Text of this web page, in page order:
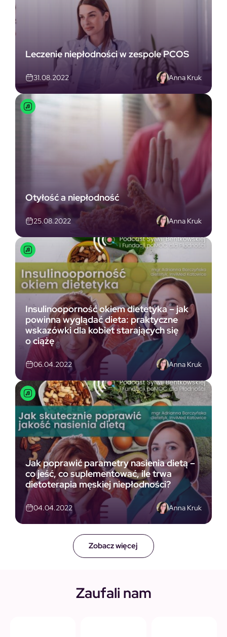
Zobacz więcej
Leczenie niepłodności w zespole PCOS
31.08.2022 Anna Kruk
Otyłość a niepłodność
25.08.2022 Anna Kruk
Insulinooporność okiem dietetyka – jak
powinna wyglądać dieta: praktyczne
wskazówki dla kobiet starających się
o ciążę
06.04.2022 Anna Kruk
Jak poprawić parametry nasienia dietą –
co jeść, co suplementować, ile trwa
dietoterapia męskiej niepłodności?
04.04.2022 Anna Kruk
Zaufali nam